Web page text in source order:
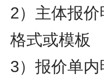
2）主体报
格式或模板
3）报价单